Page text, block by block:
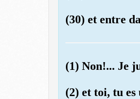
(30) et entre
(1) Non!... Je
(2) et toi, tu